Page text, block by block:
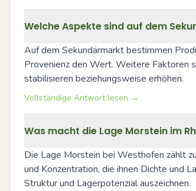
Welche Aspekte sind auf dem
Auf dem Sekundärmarkt bestimmen
Provenienz den Wert. Weitere Faktoren
stabilisieren beziehungsweise erhöhen.
Vollständige Antwort lesen →
Was macht die Lage Morstein im
Die Lage Morstein bei Westhofen zählt
und Konzentration, die ihnen Dichte und
Struktur und Lagerpotenzial auszeichnen.